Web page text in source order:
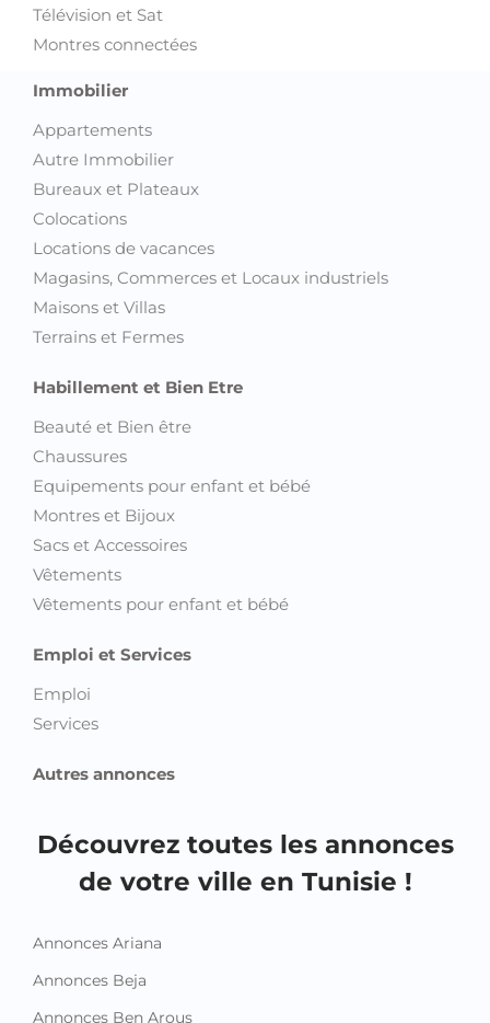
Immobilier
Autre Immobilier
Bureaux et Plateaux
Colocations
Locations de vacances
Magasins, Commerces et Locaux industriels
Maisons et Villas
Terrains et Fermes
Habillement et Bien Etre
Chaussures
Equipements pour enfant et bébé
Montres et Bijoux
Sacs et Accessoires
Vêtements
Vêtements pour enfant et bébé
Emploi et Services
Services
Autres annonces
Découvrez toutes les annonces
Annonces Ariana
Annonces Ben Arous
Annonces Bizerte